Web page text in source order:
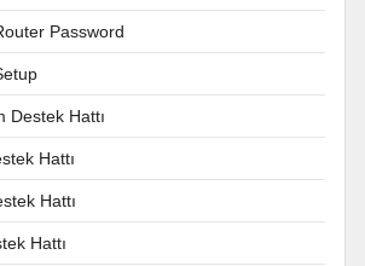
Password
Destek Hattı
Hattı
Hattı
Hattı